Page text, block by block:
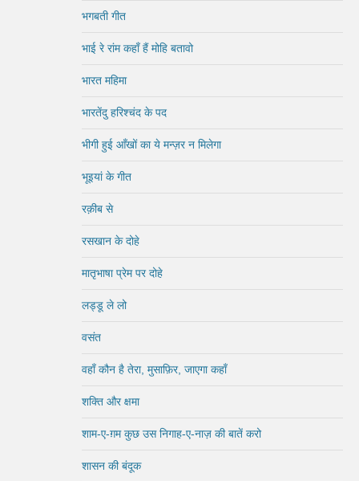
भगबती गीत
भाई रे रांम कहाँ हैं मोहि बतावो
भारत महिमा
भारतेंदु हरिश्चंद के पद
भीगी हुई आँखों का ये मन्ज़र न मिलेगा
भूइयां के गीत
रक़ीब से
रसखान के दोहे
मातृभाषा प्रेम पर दोहे
लड्डू ले लो
वसंत
वहाँ कौन है तेरा, मुसाफ़िर, जाएगा कहाँ
शक्ति और क्षमा
शाम-ए-ग़म कुछ उस निगाह-ए-नाज़ की बातें करो
शासन की बंदूक